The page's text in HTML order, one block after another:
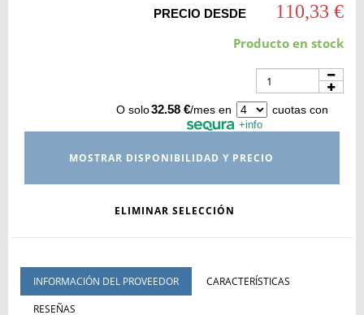
PRECIO DESDE 110,33 €
Producto en stock
O solo32.58 €/mes en cuotas con
+info
MOSTRAR DISPONIBILIDAD Y PRECIO
ELIMINAR SELECCIÓN
INFORMACIÓN DEL PROVEEDOR
CARACTERÍSTICAS
RESEÑAS